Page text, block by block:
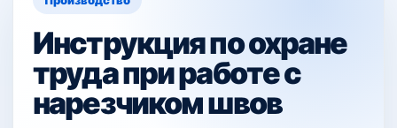
Инструкция по охране
труда при работе с
нарезчиком швов